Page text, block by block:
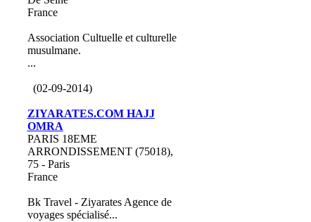
France
Association Cultuelle et culturelle
musulmane.
...
(02-09-2014)
ZIYARATES.COM HAJJ
OMRA
PARIS 18EME
ARRONDISSEMENT (75018),
75 - Paris
France
Bk Travel - Ziyarates Agence de
voyages spécialisé...